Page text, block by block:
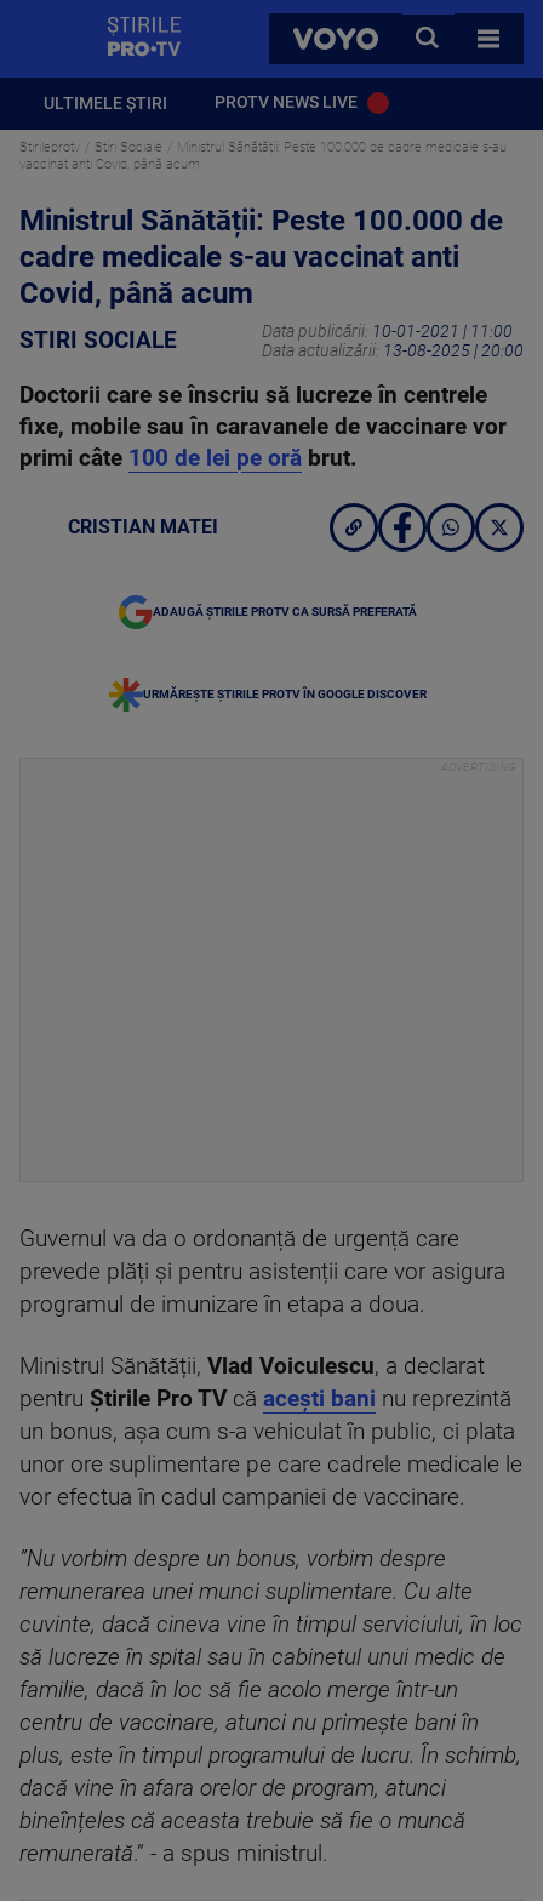
VOYO
CAUTA
TOATE
ULTIMELE ȘTIRI PROTV NEWS LIVE
Stirileprotv Stiri Sociale
Ministrul Sănătății: Peste 100.000 de cadre medicale s-au
vaccinat anti Covid, până acum
Ministrul Sănătății: Peste 100.000 de
cadre medicale s-au vaccinat anti
Covid, până acum
STIRI SOCIALE Data publicării: 10-01-2021 | 11:00
Data actualizării: 13-08-2025 | 20:00
Doctorii care se înscriu să lucreze în centrele
fixe, mobile sau în caravanele de vaccinare vor
primi câte 100 de lei pe oră brut.
CRISTIAN MATEI
ADAUGĂ ȘTIRILE PROTV CA SURSĂ PREFERATĂ
URMĂREȘTE ȘTIRILE PROTV ÎN GOOGLE DISCOVER
Guvernul va da o ordonanță de urgență care
prevede plăți și pentru asistenții care vor asigura
programul de imunizare în etapa a doua.
Ministrul Sănătății, Vlad Voiculescu, a declarat
pentru Știrile Pro TV că acești bani nu reprezintă
un bonus, așa cum s-a vehiculat în public, ci plata
unor ore suplimentare pe care cadrele medicale le
vor efectua în cadul campaniei de vaccinare.
”Nu vorbim despre un bonus, vorbim despre
remunerarea unei munci suplimentare. Cu alte
cuvinte, dacă cineva vine în timpul serviciului, în loc
să lucreze în spital sau în cabinetul unui medic de
familie, dacă în loc să fie acolo merge într-un
centru de vaccinare, atunci nu primește bani în
plus, este în timpul programului de lucru. În schimb,
dacă vine în afara orelor de program, atunci
bineînțeles că aceasta trebuie să fie o muncă
remunerată.” - a spus ministrul.